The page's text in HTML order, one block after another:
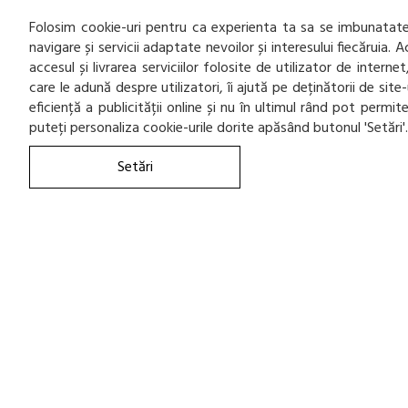
Folosim cookie-uri pentru ca experienta ta sa se
navigare și servicii adaptate nevoilor și interesului
accesul și livrarea serviciilor folosite de utilizator de
care le adună despre utilizatori, îi ajută pe deținătorii de
eficiență a publicității online și nu în ultimul rând pot
puteți personaliza cookie-urile dorite apăsând butonul 'Setări'.
Setări